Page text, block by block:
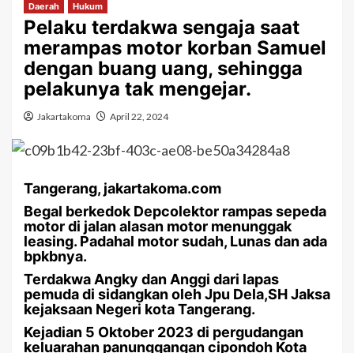
Daerah Hukum
Pelaku terdakwa sengaja saat
merampas motor korban Samuel
dengan buang uang, sehingga
pelakunya tak mengejar.
Jakartakoma April 22, 2024
Tangerang, jakartakoma.com
Begal berkedok Depcolektor rampas sepeda
motor di jalan alasan motor menunggak
leasing. Padahal motor sudah, Lunas dan ada
bpkbnya.
Terdakwa Angky dan Anggi dari lapas
pemuda di sidangkan oleh Jpu Dela,SH Jaksa
kejaksaan Negeri kota Tangerang.
Kejadian 5 Oktober 2023 di pergudangan
keluarahan panunggangan cipondoh Kota